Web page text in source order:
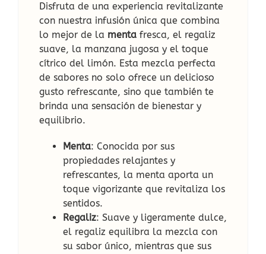
precios:
desde
3,60€
hasta
15,00€
Disfruta de una experiencia revitalizante
con nuestra infusión única que combina
lo mejor de la menta fresca, el regaliz
suave, la manzana jugosa y el toque
cítrico del limón. Esta mezcla perfecta
de sabores no solo ofrece un delicioso
gusto refrescante, sino que también te
brinda una sensación de bienestar y
equilibrio.
Menta: Conocida por sus
propiedades relajantes y
refrescantes, la menta aporta un
toque vigorizante que revitaliza los
sentidos.
Regaliz: Suave y ligeramente dulce,
el regaliz equilibra la mezcla con
su sabor único, mientras que sus